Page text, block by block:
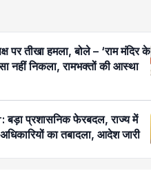
पर तीखा हमला, बोले – ‘राम मंदिर के
नहीं निकला, रामभक्तों की आस्था
प्रशासनिक फेरबदल, राज्य में
का तबादला, आदेश जारी